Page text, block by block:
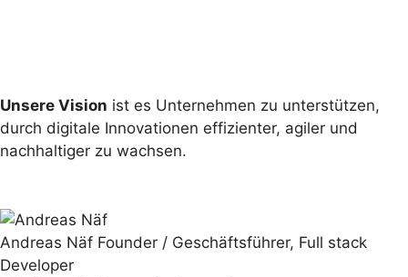
Unsere Vision ist es Unternehmen zu unterstützen,
durch digitale Innovationen effizienter, agiler und
nachhaltiger zu wachsen.
Andreas Näf Founder / Geschäftsführer, Full stack
Developer